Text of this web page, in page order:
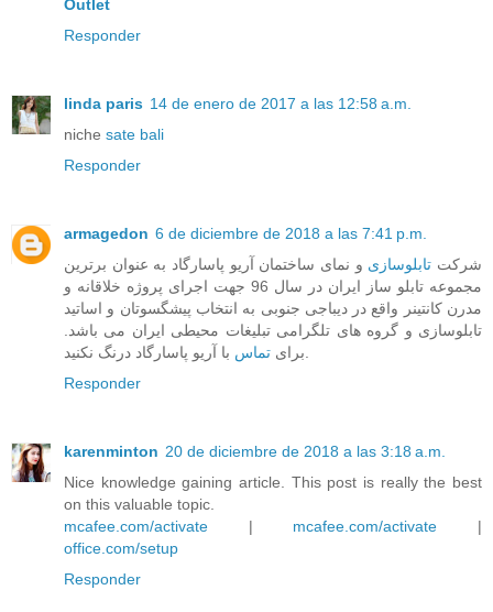
Outlet
Responder
linda paris 14 de enero de 2017 a las 12:58 a.m.
niche sate bali
Responder
armagedon 6 de diciembre de 2018 a las 7:41 p.m.
شرکت تابلوسازی و نمای ساختمان آریو پاسارگاد به عنوان برترین
مجموعه تابلو ساز ایران در سال 96 جهت اجرای پروژه خلاقانه و
مدرن کانتینر واقع در دیباجی جنوبی به انتخاب پیشگسوتان و اساتید
تابلوسازی و گروه های تلگرامی تبلیغات محیطی ایران می باشد.
برای تماس
Responder
karenminton 20 de diciembre de 2018 a las 3:18 a.m.
Nice knowledge gaining article. This post is really the best
on this valuable topic.
mcafee.com/activate | mcafee.com/activate |
office.com/setup
Responder